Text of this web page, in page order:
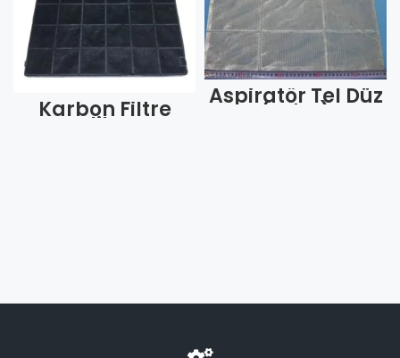
Karbon Filtre
Arçelik Kare
Aspiratör Tel Düz
(Adet)